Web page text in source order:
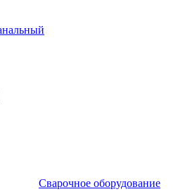
Сварочное оборудование